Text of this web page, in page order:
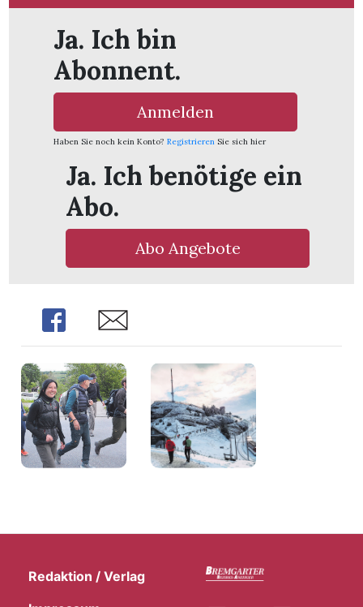
Ja. Ich bin
Abonnent.
Anmelden
Haben Sie noch kein Konto? Registrieren Sie sich hier
Ja. Ich benötige ein
Abo.
Abo Angebote
Share Share
Redaktion / Verlag